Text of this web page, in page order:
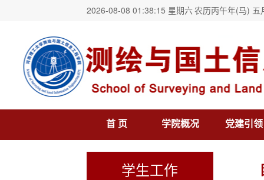
2026-08-08 01:38:15 星期六农历丙午年(马) 五
首 页 学院概况 党建引领
学生工作